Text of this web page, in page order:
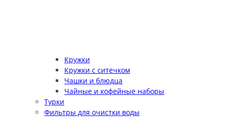
Кружки
Кружки с ситечком
Чашки и блюдца
Чайные и кофейные наборы
Турки
Фильтры для очистки воды